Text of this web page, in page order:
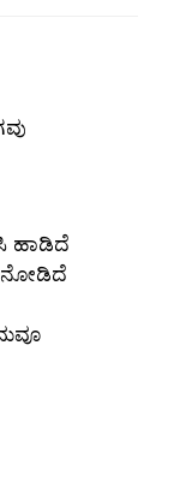
ಹಾಡಿದೆ
ನೋಡಿದೆ